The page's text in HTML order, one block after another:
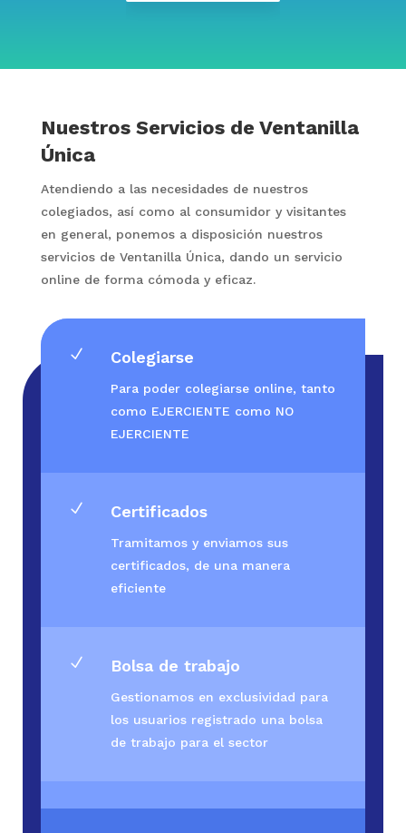
Nuestros Servicios de Ventanilla
Única
Atendiendo a las necesidades de nuestros
colegiados, así como al consumidor y visitantes
en general, ponemos a disposición nuestros
servicios de Ventanilla Única, dando un servicio
online de forma cómoda y eficaz.
N Colegiarse
Para poder colegiarse online, tanto
como EJERCIENTE como NO
EJERCIENTE
N Certificados
Tramitamos y enviamos sus
certificados, de una manera
eficiente
N Bolsa de trabajo
Gestionamos en exclusividad para
los usuarios registrado una bolsa
de trabajo para el sector